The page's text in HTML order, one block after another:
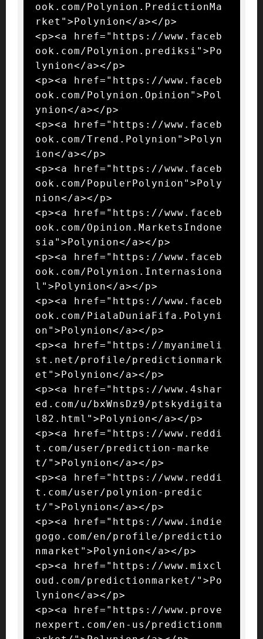
ook.com/Polynion.PredictionMa
rket">Polynion</a></p>
<p><a href="https://www.faceb
ook.com/Polynion.prediksi">Po
lynion</a></p>
<p><a href="https://www.faceb
ook.com/Polynion.Opinion">Pol
ynion</a></p>
<p><a href="https://www.faceb
ook.com/Trend.Polynion">Polyn
ion</a></p>
<p><a href="https://www.faceb
ook.com/PopulerPolynion">Poly
nion</a></p>
<p><a href="https://www.faceb
ook.com/Opinion.MarketsIndone
sia">Polynion</a></p>
<p><a href="https://www.faceb
ook.com/Polynion.Internasiona
l">Polynion</a></p>
<p><a href="https://www.faceb
ook.com/PialaDuniaFifa.Polyni
on">Polynion</a></p>
<p><a href="https://myanimeli
st.net/profile/predictionmark
et">Polynion</a></p>
<p><a href="https://www.4shar
ed.com/u/bxWnsDz9/ptskydigita
l82.html">Polynion</a></p>
<p><a href="https://www.reddi
t.com/user/prediction-marke
t/">Polynion</a></p>
<p><a href="https://www.reddi
t.com/user/polynion-predic
t/">Polynion</a></p>
<p><a href="https://www.indie
gogo.com/en/profile/predictio
nmarket">Polynion</a></p>
<p><a href="https://www.mixcl
oud.com/predictionmarket/">Po
lynion</a></p>
<p><a href="https://www.prove
nexpert.com/en-us/predictionm